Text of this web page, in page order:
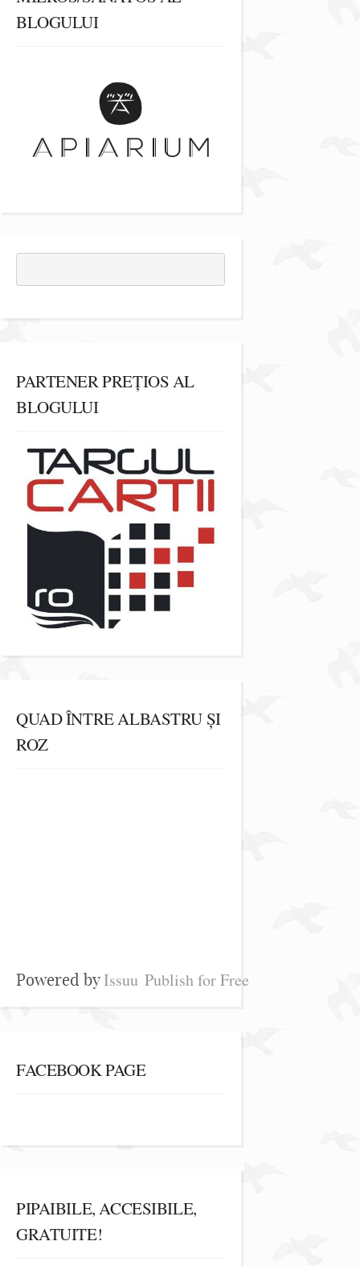
BLOGULUI
PARTENER PREȚIOS AL
BLOGULUI
QUAD ÎNTRE ALBASTRU ȘI
ROZ
Powered byIssuu Publish for Free
FACEBOOK PAGE
PIPAIBILE, ACCESIBILE,
GRATUITE!